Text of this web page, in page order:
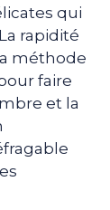
qui
rapidité
méthode
faire
et la